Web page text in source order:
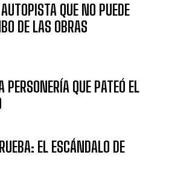
QUE NO PUEDE
DE LAS OBRAS
PERSONERÍA QUE PATEÓ EL
EL ESCÁNDALO DE